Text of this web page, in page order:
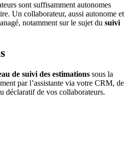
sont suffisamment autonomes
Un collaborateur, aussi autonome et
notamment sur le sujet du suivi
de suivi des estimations sous la
par l’assistante via votre CRM, de
déclaratif de vos collaborateurs.